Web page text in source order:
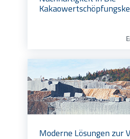
Moderne Lösungen zur